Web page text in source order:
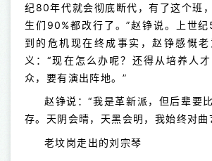
纪80年代就会彻底断代，有了这个班
生们90%都改行了。”赵铮说。上世
到的危机现在终成事实，赵铮感慨
义：“现在怎么办呢？还得从培养人
众，要有演出阵地。”
赵铮说：“我是革新派，但后辈要
存。天阴会晴，天黑会明，我始终对曲
老坟岗走出的刘宗琴